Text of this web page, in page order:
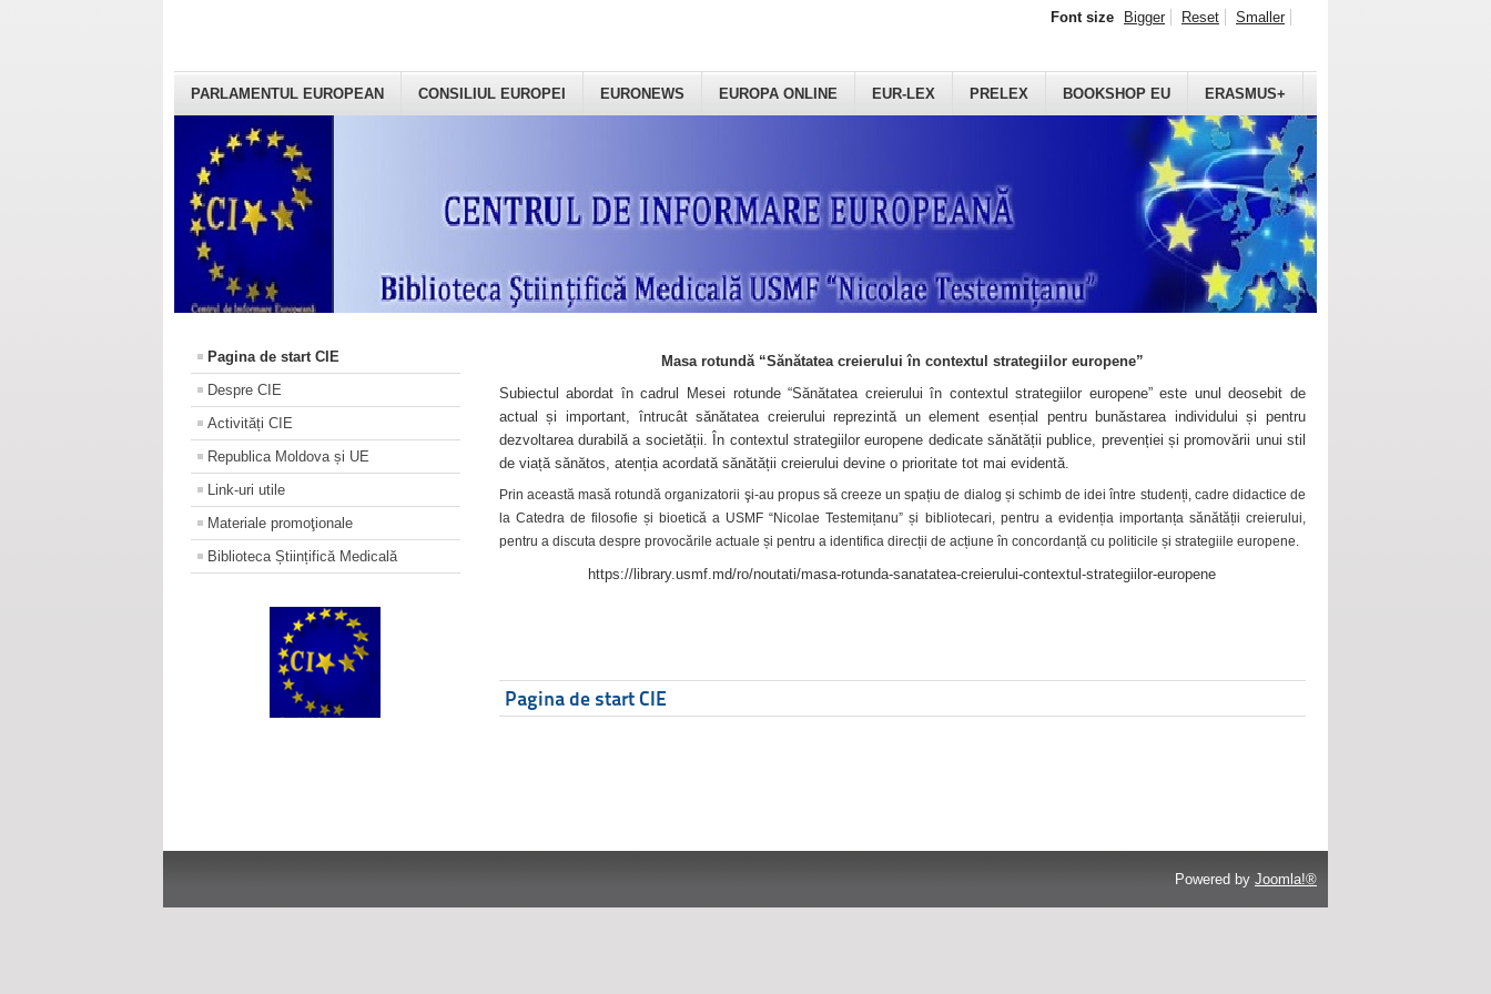
PARLAMENTUL EUROPEAN CONSILIUL EUROPEI EURONEWS EUROPA ONLINE EUR-LEX PRELEX BOOKSHOP EU ERASMUS+
Font size Bigger Reset Smaller
Pagina de start CIE
Despre CIE
Activități CIE
Republica Moldova și UE
Link-uri utile
Materiale promoţionale
Biblioteca Științifică Medicală
Masa rotundă “Sănătatea creierului în contextul strategiilor europene”
Subiectul abordat în cadrul Mesei rotunde “Sănătatea creierului în contextul strategiilor europene” este unul deosebit de
actual și important, întrucât sănătatea creierului reprezintă un element esențial pentru bunăstarea individului și pentru
dezvoltarea durabilă a societății. În contextul strategiilor europene dedicate sănătății publice, prevenției și promovării unui stil
de viață sănătos, atenția acordată sănătății creierului devine o prioritate tot mai evidentă.
Prin această masă rotundă organizatorii şi-au propus să creeze un spațiu de dialog și schimb de idei între studenți, cadre didactice de
la Catedra de filosofie și bioetică a USMF “Nicolae Testemițanu” și bibliotecari, pentru a evidenția importanța sănătății creierului,
pentru a discuta despre provocările actuale și pentru a identifica direcții de acțiune în concordanță cu politicile și strategiile europene.
https://library.usmf.md/ro/noutati/masa-rotunda-sanatatea-creierului-contextul-strategiilor-europene
Pagina de start CIE
Powered by Joomla!®